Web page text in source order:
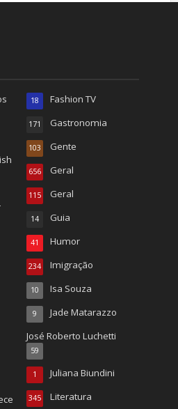
Fashion TV
18
Gastronomia
171
Gente
103
Geral
656
Geral
115
Guia
14
Humor
41
Imigração
234
Isa Souza
10
Jade Matarazzo
9
José Roberto Luchetti
59
Juliana Biundini
1
Literatura
345